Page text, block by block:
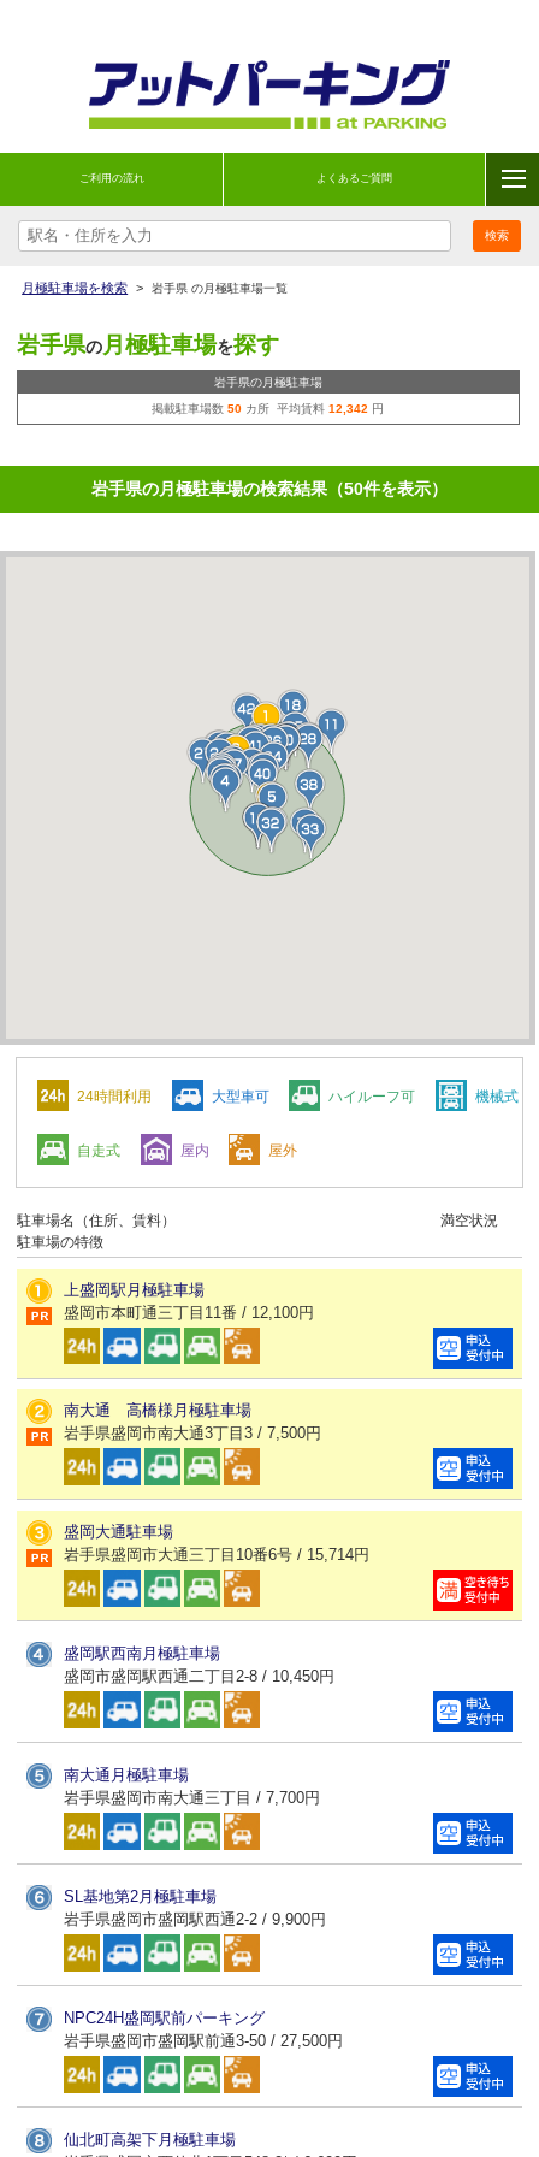
ご利用の流れ よくあるご質問
月極駐車場を検索 > 岩手県 の月極駐車場一覧
岩手県の月極駐車場を探す
岩手県の月極駐車場
掲載駐車場数50 カ所 平均賃料12,342 円
岩手県の月極駐車場の検索結果（50件を表示）
24時間利用 大型車可 ハイルーフ可 機械式
自走式 屋内 屋外
駐車場名（住所、賃料）
駐車場の特徴
満空状況
上盛岡駅月極駐車場
盛岡市本町通三丁目11番 / 12,100円
南大通 高橋様月極駐車場
岩手県盛岡市南大通3丁目3 / 7,500円
盛岡大通駐車場
岩手県盛岡市大通三丁目10番6号 / 15,714円
盛岡駅西南月極駐車場
盛岡市盛岡駅西通二丁目2-8 / 10,450円
南大通月極駐車場
岩手県盛岡市南大通三丁目 / 7,700円
SL基地第2月極駐車場
岩手県盛岡市盛岡駅西通2-2 / 9,900円
NPC24H盛岡駅前パーキング
岩手県盛岡市盛岡駅前通3-50 / 27,500円
仙北町高架下月極駐車場